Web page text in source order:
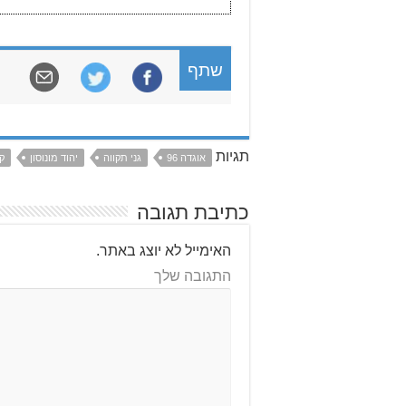
שתף
תגיות אוגדה 96 גני תקווה יהוד מונוסון
כתיבת תגובה
האימייל לא יוצג באתר.
התגובה שלך